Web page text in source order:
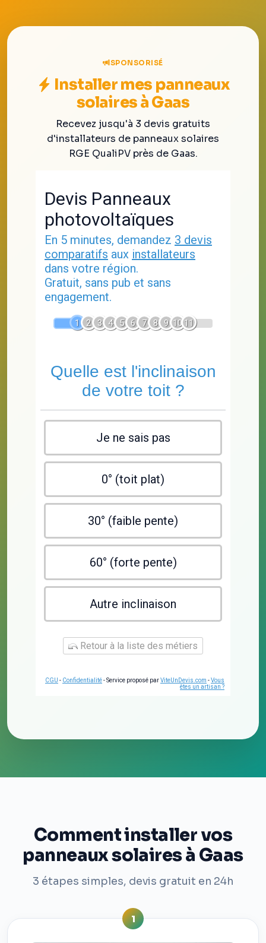
SPONSORISÉ
Installer mes panneaux
solaires à Gaas
Recevez jusqu'à 3 devis gratuits
d'installateurs de panneaux solaires
RGE QualiPV près de Gaas.
Devis Panneaux
photovoltaïques
En 5 minutes, demandez 3 devis
comparatifs aux installateurs
dans votre région.
Gratuit, sans pub et sans
engagement.
1 2 3 4 5 6 7 8 9 10 11
Quelle est l'inclinaison
de votre toit ?
Je ne sais pas
0° (toit plat)
30° (faible pente)
60° (forte pente)
Autre inclinaison
Retour à la liste des métiers
CGU - Confidentialité- Service proposé parViteUnDevis.com -Vous
êtes un artisan ?
Comment installer vos
panneaux solaires à Gaas
3 étapes simples, devis gratuit en 24h
1